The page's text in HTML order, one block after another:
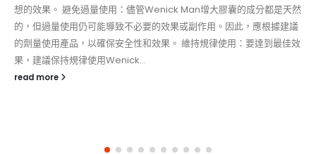
想的效果。 避免過量使用：儘管Wenick Man增大膠囊的成分都是天然
的，但過量使用仍可能導致不必要的效果或副作用。因此，應根據建議
的劑量使用產品，以確保安全性和效果。 維持規律使用：要達到最佳效
果，建議保持規律使用Wenick...
read more